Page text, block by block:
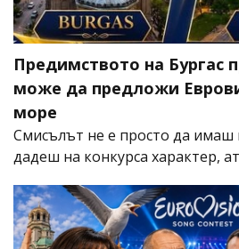
Предимството на Бургас
може да предложи
море
Смисълът не е просто да имаш
дадеш на конкурса характер,